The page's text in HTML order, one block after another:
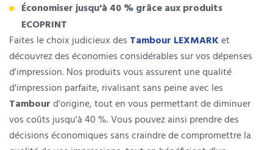
Économiser jusqu'à 40 % grâce aux produits
ECOPRINT
Faites le choix judicieux des Tambour LEXMARKet
découvrez des économies considérables sur vos dépenses
d'impression. Nos produits vous assurent une qualité
d'impression parfaite, rivalisant sans peine avec les
Tambourd'origine, tout en vous permettant de diminuer
vos coûts jusqu'à 40 %. Vous pouvez ainsi prendre des
décisions économiques sans craindre de compromettre la